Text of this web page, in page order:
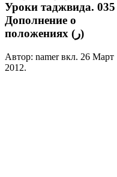
Уроки таджвида. 035
Дополнение о
положениях (ر)
Автор: namer вкл. 26 Март
2012.